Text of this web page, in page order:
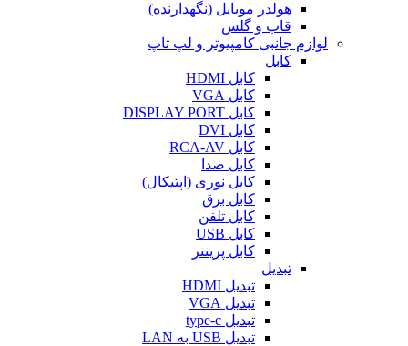
هولدر موبایل (نگهدارنده)
قاب و گلس
لوازم جانبی کامپیوتر و لپ تاپ
کابل
کابل HDMI
کابل VGA
کابل DISPLAY PORT
کابل DVI
کابل RCA-AV
کابل صدا
کابل نوری (اپتیکال)
کابل برق
کابل تلفن
کابل USB
کابل پرینتر
تبدیل
تبدیل HDMI
تبدیل VGA
تبدیل type-c
تبدیل USB به LAN